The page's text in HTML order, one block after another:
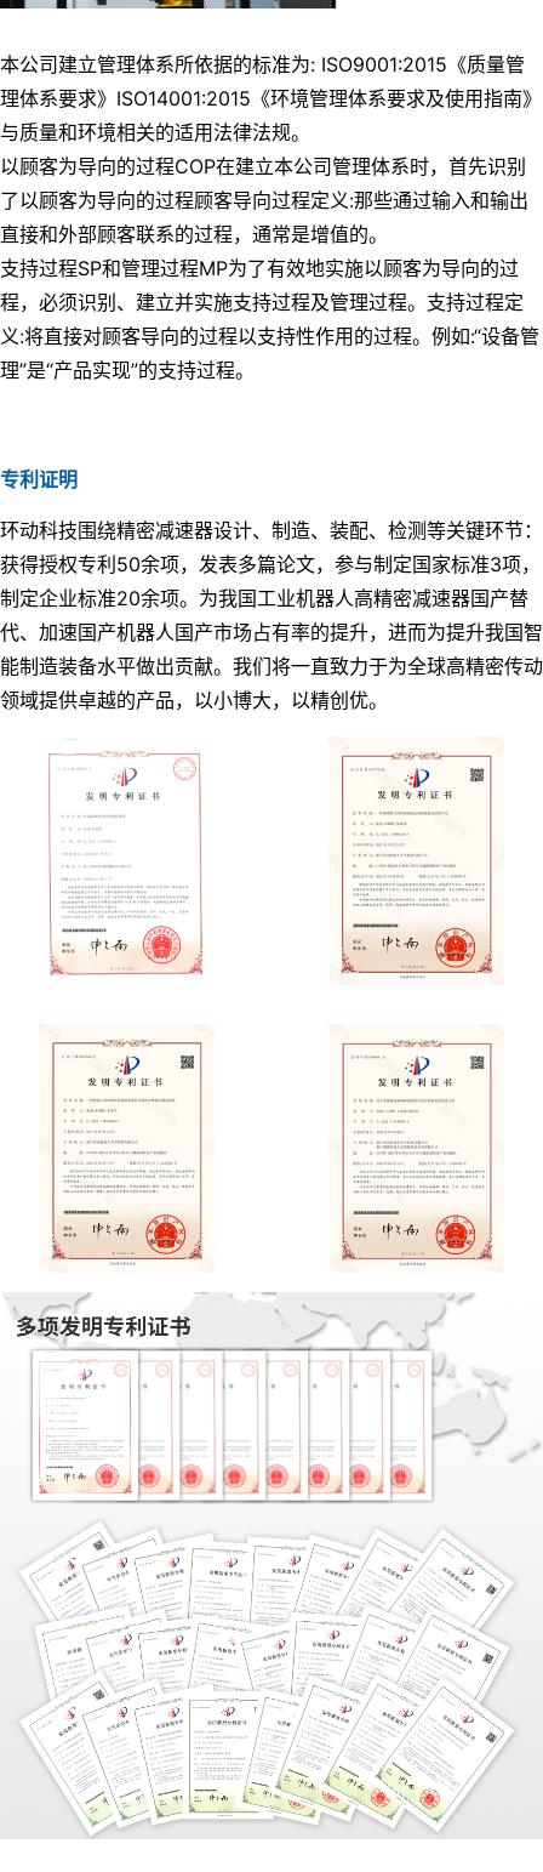
本公司建立管理体系所依据的标准为: ISO9001:2015《质量管
理体系要求》ISO14001:2015《环境管理体系要求及使用指南》
与质量和环境相关的适用法律法规。
以顾客为导向的过程COP在建立本公司管理体系时，首先识别
了以顾客为导向的过程顾客导向过程定义:那些通过输入和输出
直接和外部顾客联系的过程，通常是增值的。
支持过程SP和管理过程MP为了有效地实施以顾客为导向的过
程，必须识别、建立并实施支持过程及管理过程。支持过程定
义:将直接对顾客导向的过程以支持性作用的过程。例如:“设备管
理”是“产品实现”的支持过程。
专利证明
环动科技围绕精密减速器设计、制造、装配、检测等关键环节：
获得授权专利50余项，发表多篇论文，参与制定国家标准3项，
制定企业标准20余项。为我国工业机器人高精密减速器国产替
代、加速国产机器人国产市场占有率的提升，进而为提升我国智
能制造装备水平做出贡献。我们将一直致力于为全球高精密传动
领域提供卓越的产品，以小博大，以精创优。